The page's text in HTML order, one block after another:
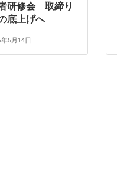
研修会 取締り
底上げへ
5月14日